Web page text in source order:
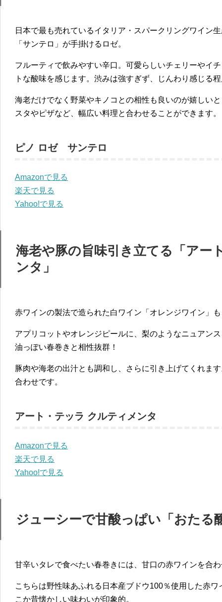
日本で最も売れているイタリア・スパークリングワイン
「サンテロ」が手掛けるロゼ。
フルーティで飲みやすい辛口。可愛らしいチェリーやイ
トな酸味を感じます。渋みは強すぎず、じんわり感じる
海老だけでなく野菜やキノコとの相性も良いのが嬉しい
スタやピザなど、幅広い料理と合わせることができます。
ピノ ロゼ サンテロ
Amazonで見る
楽天で見る
Yahoo!で見る
海老や豚の旨味引き立てる「アー
ンタ」
赤ワインの製法で造られた白ワイン「オレンジワイン」
アプリコットやオレンジピールに、梨のようなニュアン
油っぽい春巻きと相性抜群！
豚肉や海老の出汁とも調和し、さらに引き上げてくれま
合わせです。
アート・テッラ クルティメンタ
Amazonで見る
楽天で見る
Yahoo!で見る
ジューシーで甘酸っぱい「おたる
甘辛いタレで食べたい春巻きには、甘口の赤ワインを合
こちらは野性味あふれる日本産ブドウ100％使用した赤
こか昔懐かしい味わいが印象的。